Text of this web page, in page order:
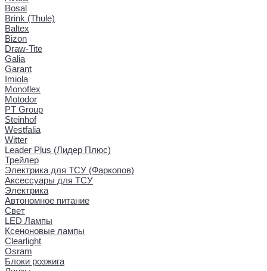
Bosal
Brink (Thule)
Baltex
Bizon
Draw-Tite
Galia
Garant
Imiola
Monoflex
Motodor
PT Group
Steinhof
Westfalia
Witter
Leader Plus (Лидер Плюс)
Трейлер
Электрика для ТСУ (Фаркопов)
Аксессуары для ТСУ
Электрика
Автономное питание
Свет
LED Лампы
Ксеноновые лампы
Clearlight
Osram
Блоки розжига